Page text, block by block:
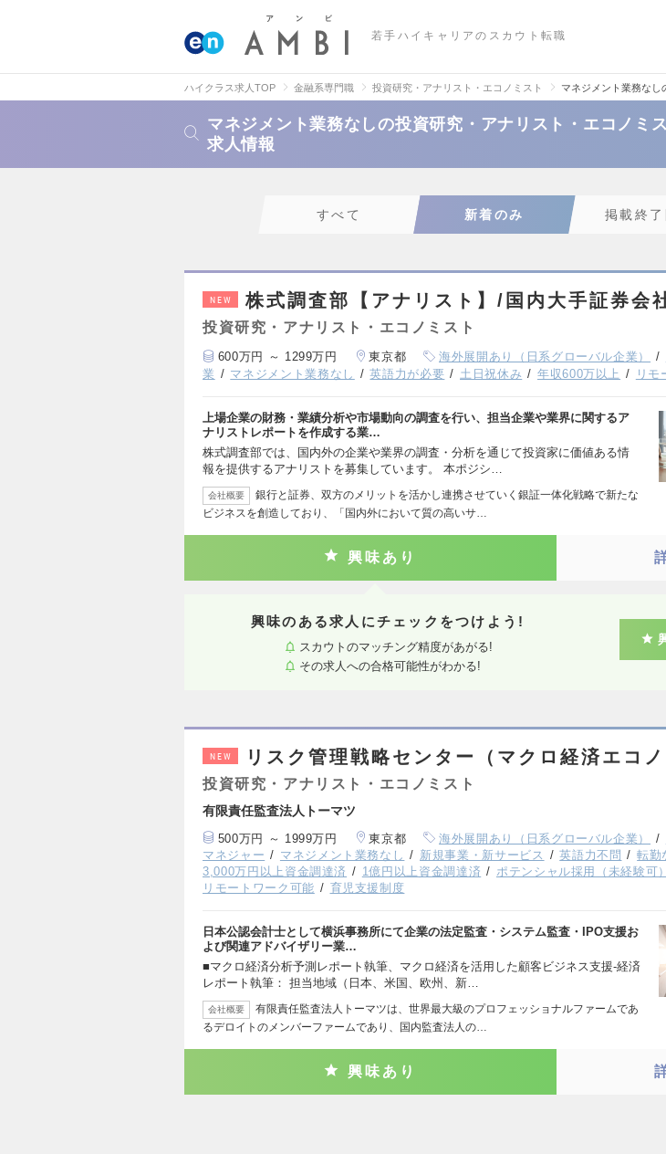
若手ハイキャリアのスカウト転職
ハイクラス求人TOP 金融系専門職 投資研究・アナリスト・エコノミスト マネジメント業務なし
マネジメント業務なしの投資研究・アナリスト・エコノミ
求人情報
すべて 新着のみ 掲載終了
NEW 株式調査部【アナリスト】/国内大手証券会
投資研究・アナリスト・エコノミスト
600万円 ～ 1299万円 東京都 海外展開あり（日系グローバル企業）
業
マネジメント業務なし 英語力が必要 土日祝休み 年収600万以上 リモ
上場企業の財務・業績分析や市場動向の調査を行い、担当企業や業界に関するア
ナリストレポートを作成する業…
株式調査部では、国内外の企業や業界の調査・分析を通じて投資家に価値ある情
報を提供するアナリストを募集しています。 本ポジシ…
会社概要
銀行と証券、双方のメリットを活かし連携させていく銀証一体化戦略で新たな
ビジネスを創造しており、「国内外において質の高いサ…
興味あり
興味のある求人にチェックをつけよう!
スカウトのマッチング精度があがる!
その求人への合格可能性がわかる!
NEW リスク管理戦略センター（マクロ経済エコノ
投資研究・アナリスト・エコノミスト
有限責任監査法人トーマツ
500万円 ～ 1999万円 東京都 海外展開あり（日系グローバル企業）
マネジャー
マネジメント業務なし 新規事業・新サービス 英語力不問 転勤
3,000万円以上資金調達済
1億円以上資金調達済 ポテンシャル採用（未経験可）
リモートワーク可能
育児支援制度
日本公認会計士として横浜事務所にて企業の法定監査・システム監査・IPO支援お
よび関連アドバイザリー業…
■マクロ経済分析予測レポート執筆、マクロ経済を活用した顧客ビジネス支援-経済
レポート執筆： 担当地域（日本、米国、欧州、新…
会社概要
有限責任監査法人トーマツは、世界最大級のプロフェッショナルファームであ
るデロイトのメンバーファームであり、国内監査法人の…
興味あり